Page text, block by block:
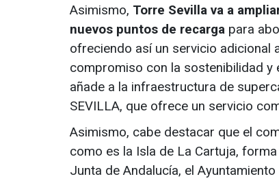
Asimismo, Torre Sevilla va a
nuevos puntos de recarga para
ofreciendo así un servicio adicional
compromiso con la sostenibilidad y
añade a la infraestructura de
SEVILLA, que ofrece un servicio
Asimismo, cabe destacar que el
como es la Isla de La Cartuja,
Junta de Andalucía, el